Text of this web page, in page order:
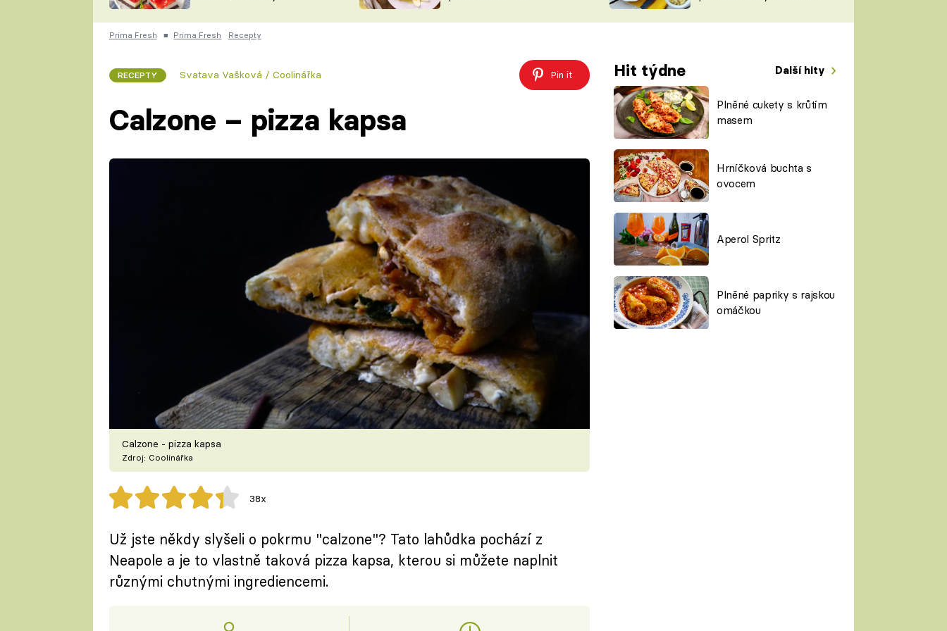
ČESKO NA TALÍŘI
KUCHAŘKA
VYCHYTÁVKY
ŠÉFREDAKTORKY
ČASOPIS
Prima Fresh ■ Prima Fresh Recepty
RECEPTY Svatava Vašková / Coolinářka Pin it Hit týdne Další hity
Plněné cukety s krůtím
masem
Hrníčková buchta s
ovocem
Aperol Spritz
Plněné papriky s rajskou
omáčkou
Calzone – pizza kapsa
Calzone - pizza kapsa
Zdroj: Coolinářka
38x
Už jste někdy slyšeli o pokrmu "calzone"? Tato lahůdka pochází z
Neapole a je to vlastně taková pizza kapsa, kterou si můžete naplnit
různými chutnými ingrediencemi.